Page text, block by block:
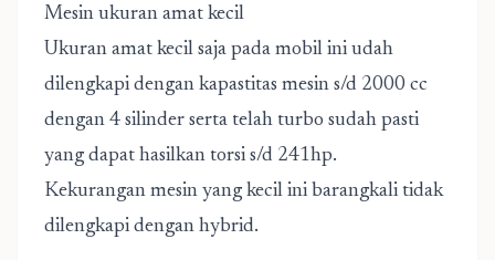
Mesin ukuran amat kecil
Ukuran amat kecil saja pada mobil ini udah
dilengkapi dengan kapastitas mesin s/d 2000 cc
dengan 4 silinder serta telah turbo sudah pasti
yang dapat hasilkan torsi s/d 241hp.
Kekurangan mesin yang kecil ini barangkali tidak
dilengkapi dengan hybrid.